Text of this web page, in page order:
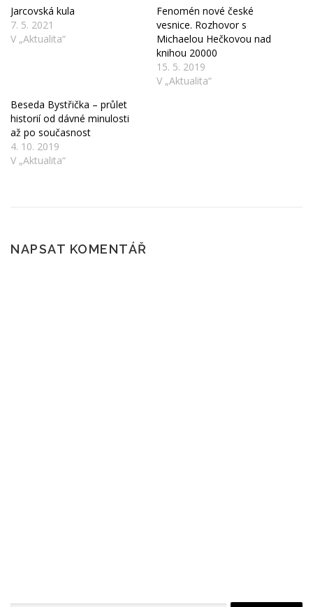
KAM NA VÝLET?
Jarcovská kula
7. 5. 2021
V „Aktualita“
Fenomén nové české
vesnice. Rozhovor s
Michaelou Hečkovou nad
knihou 20000
15. 5. 2019
V „Aktualita“
Beseda Bystřička – průlet
historií od dávné minulosti
až po současnost
4. 10. 2019
V „Aktualita“
NAPSAT KOMENTÁŘ